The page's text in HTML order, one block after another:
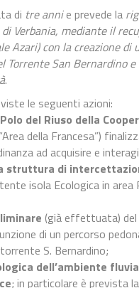
di tre annie prevede la
Verbania, mediante il
Azari) con la creazione
Torrente San Bernardino
.
le seguenti azioni:
del Riuso della
della Francesa”)
ad acquisire e
struttura di
isola Ecologica in
(già effettuata) del
di un percorso
S. Bernardino;
dell’ambiente
; in particolare è prevista